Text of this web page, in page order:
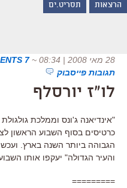
הרצאות תסריט.ים
28 מאי 2008 | 08:34 ~
7 COMMENTS
תגובות פייסבוק
לו"ז יורסלף
כרטיסים בסוף השבוע הראשון
הגבוהה ביותר השנה בארץ.
והעיר הגדולה" יעקפו אותו
=========